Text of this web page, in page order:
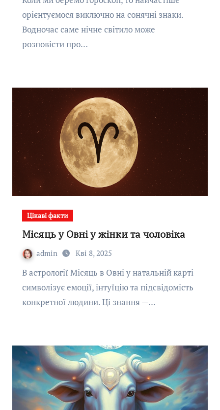
орієнтуємося виключно на сонячні знаки.
Водночас саме нічне світило може
розповісти про…
Цікаві факти
Місяць у Овні у жінки та чоловіка
admin Кві 8, 2025
В астрології Місяць в Овні у натальній карті
символізує емоції, інтуїцію та підсвідомість
конкретної людини. Ці знання —…